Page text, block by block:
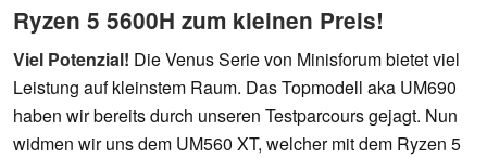
Ryzen 5 5600H zum kleinen Preis!
Viel Potenzial! Die Venus Serie von Minisforum bietet viel
Leistung auf kleinstem Raum. Das Topmodell aka UM690
haben wir bereits durch unseren Testparcours gejagt. Nun
widmen wir uns dem UM560 XT, welcher mit dem Ryzen 5